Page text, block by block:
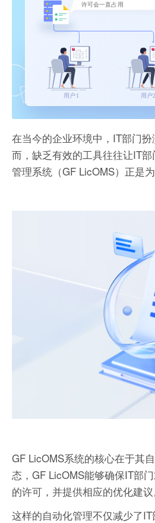
在当今的企业环境中，IT部门
而，缺乏有效的工具往往让IT
管理系统（GF LicOMS）正是
GF LicOMS系统的核心在于其
态，GF LicOMS能够确保IT部
的许可，并提供相应的优化建议
这样的自动化管理不仅减少了